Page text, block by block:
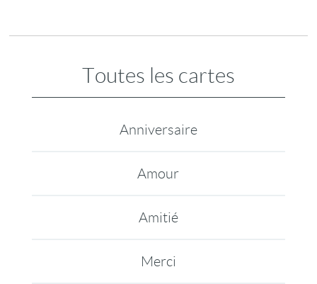
Toutes les cartes
Anniversaire
Amour
Amitié
Merci